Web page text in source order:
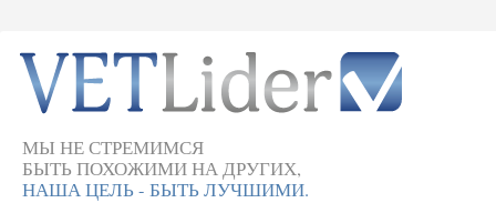
МЫ НЕ СТРЕМИМСЯ
БЫТЬ ПОХОЖИМИ НА ДРУГИХ,
НАША ЦЕЛЬ - БЫТЬ ЛУЧШИМИ.